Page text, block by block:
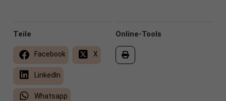
Online-Tools
Teile
Facebook X
LinkedIn
Whatsapp